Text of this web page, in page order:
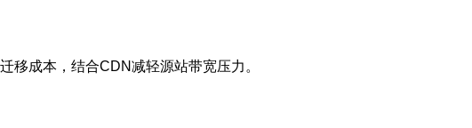
移成本，结合CDN减轻源站带宽压力。